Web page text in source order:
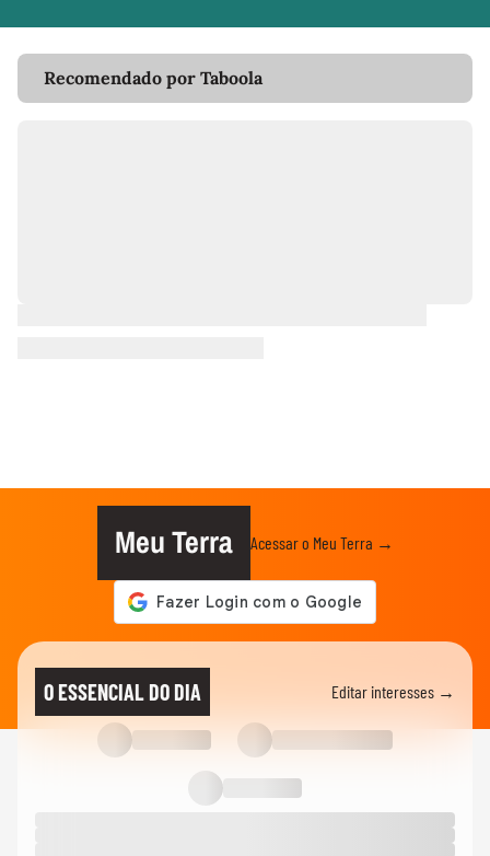
Recomendado por Taboola
Meu Terra Acessar o Meu Terra →
O ESSENCIAL DO DIA Editar interesses →